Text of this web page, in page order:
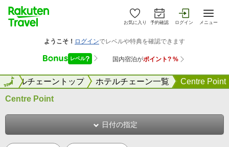
お気に入り 予約確認 ログイン メニュー
ホテルチェーントップ ホテルチェーン一覧 Centre Point
全国
Centre Point
日付の指定